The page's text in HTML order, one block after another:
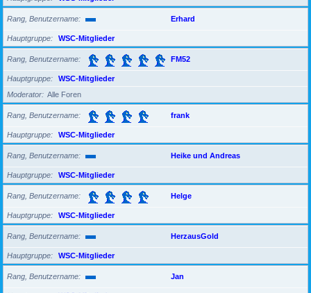
Rang, Benutzername Erhard
Hauptgruppe WSC-Mitglieder
Rang, Benutzername FM52
Hauptgruppe
WSC-Mitglieder
Moderator
Alle Foren
Rang, Benutzername frank
Hauptgruppe WSC-Mitglieder
Rang, Benutzername Heike und Andreas
Hauptgruppe WSC-Mitglieder
Rang, Benutzername Helge
Hauptgruppe WSC-Mitglieder
Rang, Benutzername HerzausGold
Hauptgruppe WSC-Mitglieder
Rang, Benutzername Jan